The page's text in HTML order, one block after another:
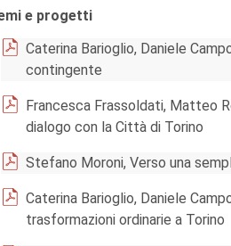
e progetti
Caterina Barioglio, Daniele
contingente
Francesca Frassoldati, Matteo
dialogo con la Città di Torino
Stefano Moroni, Verso una
Caterina Barioglio, Daniele
trasformazioni ordinarie a Torino